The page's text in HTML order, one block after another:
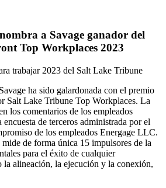
a Savage ganador del
Top Workplaces 2023
ha sido galardonada con el premio
Salt Lake Tribune Top Workplaces. La
los comentarios de los empleados
de terceros administrada por el
de los empleados Energage LLC.
de forma única 15 impulsores de la
para el éxito de cualquier
alineación, la ejecución y la conexión,